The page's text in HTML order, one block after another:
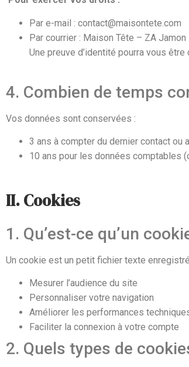
Par e-mail : contact@maisontete.com
Par courrier : Maison Tête – ZA
Une preuve d’identité pourra vous être
4. Combien de temps
Vos données sont conservées :
3 ans à compter du dernier contact ou
10 ans pour les données comptables
II. Cookies
1. Qu’est-ce qu’un
Un cookie est un petit fichier texte
Mesurer l’audience du site
Personnaliser votre navigation
Améliorer les performances
Faciliter la connexion à votre compte
2. Quels types de